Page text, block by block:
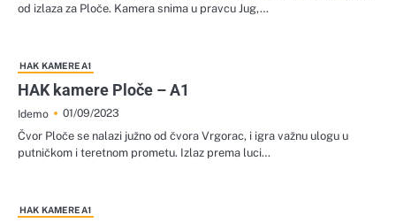
od izlaza za Ploče. Kamera snima u pravcu Jug,…
HAK KAMERE A1
HAK kamere Ploče – A1
Idemo
01/09/2023
Čvor Ploče se nalazi južno od čvora Vrgorac, i igra važnu ulogu u
putničkom i teretnom prometu. Izlaz prema luci…
HAK KAMERE A1